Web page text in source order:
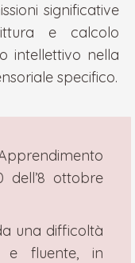
significative
e calcolo
intellettivo nella
specifico.
dell’8 ottobre
una difficoltà
e fluente, in